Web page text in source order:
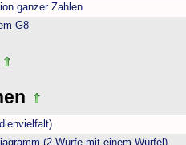
ganzer Zahlen
G8
(2 Würfe mit einem Würfel)